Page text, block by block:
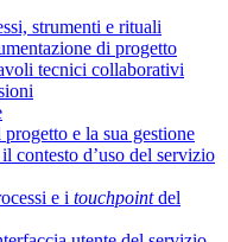
strumenti e rituali
di progetto
tecnici collaborativi
e la sua gestione
contesto d’uso del servizio
e i touchpointdel